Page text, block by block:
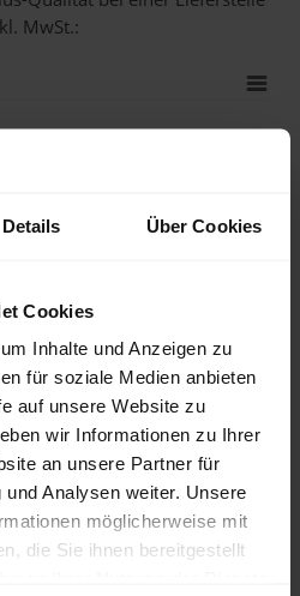
Details Über Cookies
Cookies
Inhalte und Anzeigen zu
für soziale Medien anbieten
auf unsere Website zu
wir Informationen zu Ihrer
an unsere Partner für
Analysen weiter. Unsere
möglicherweise mit
die Sie ihnen bereitgestellt
MwSt.:
Sackware
2026
2026
für Holzpellets in Deutschland